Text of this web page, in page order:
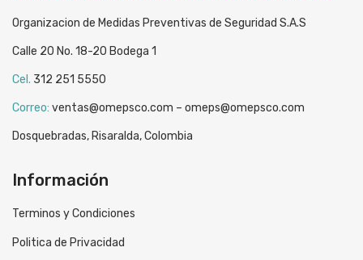
Organizacion de Medidas Preventivas de Seguridad S.A.S
Calle 20 No. 18-20 Bodega 1
Cel. 312 251 5550
Correo: ventas@omepsco.com – omeps@omepsco.com
Dosquebradas, Risaralda, Colombia
Información
Terminos y Condiciones
Politica de Privacidad